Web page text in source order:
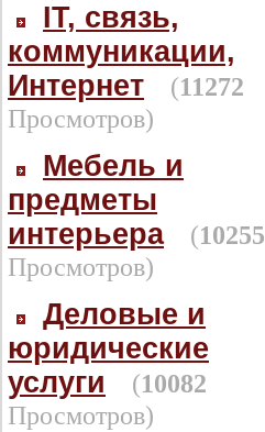
IT, связь,
коммуникации,
Интернет
(11272
Просмотров)
Мебель и
предметы
интерьера
(10255
Просмотров)
Деловые и
юридические
услуги
(10082
Просмотров)